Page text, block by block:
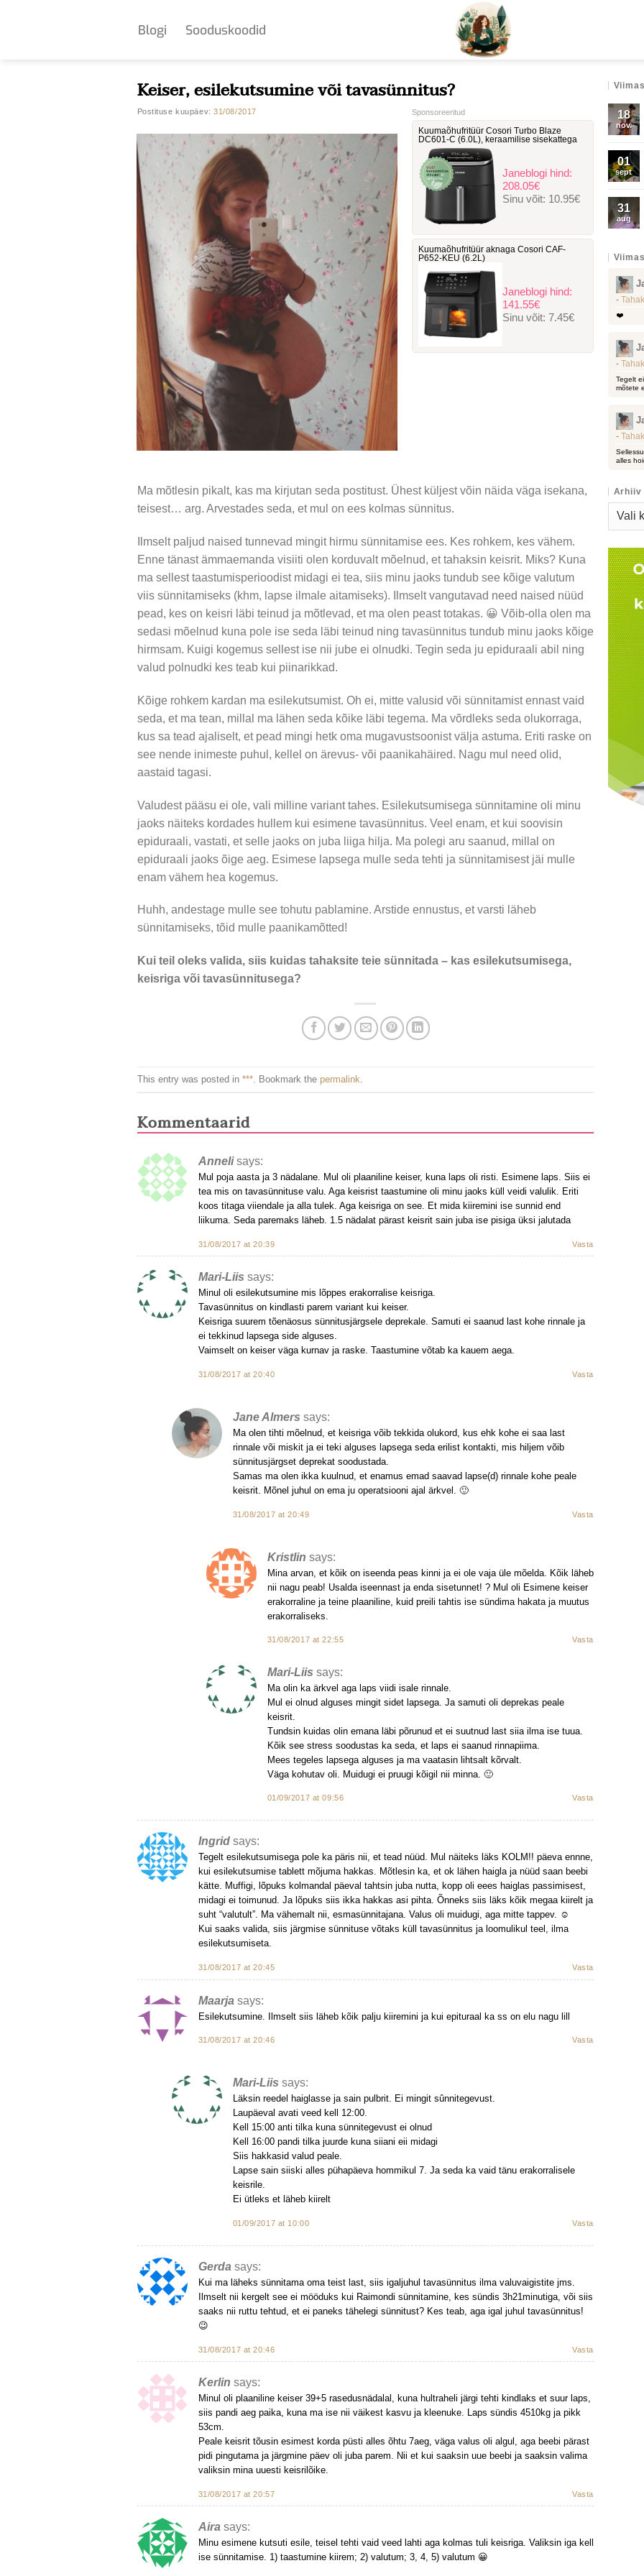
Blogi Sooduskoodid
Keiser, esilekutsumine või tavasünnitus?
Postituse kuupäev:31/08/2017 Sponsoreeritud
Kuumaõhufritüür Cosori Turbo Blaze
DC601-C ‎(6.0L), keraamilise sisekattega
Janeblogi hind:
208.05€
Sinu võit: 10.95€
Kuumaõhufritüür aknaga Cosori ‎CAF-
P652-KEU (6.2L)
Janeblogi hind:
141.55€
Sinu võit:7.45€
Ma mõtlesin pikalt, kas ma kirjutan seda postitust. Ühest küljest võin näida väga isekana,
teisest… arg. Arvestades seda, et mul on ees kolmas sünnitus.
Ilmselt paljud naised tunnevad mingit hirmu sünnitamise ees. Kes rohkem, kes vähem.
Enne tänast ämmaemanda visiiti olen korduvalt mõelnud, et tahaksin keisrit. Miks? Kuna
ma sellest taastumisperioodist midagi ei tea, siis minu jaoks tundub see kõige valutum
viis sünnitamiseks (khm, lapse ilmale aitamiseks). Ilmselt vangutavad need naised nüüd
pead, kes on keisri läbi teinud ja mõtlevad, et ma olen peast totakas. 😀 Võib-olla olen ma
sedasi mõelnud kuna pole ise seda läbi teinud ning tavasünnitus tundub minu jaoks kõige
hirmsam. Kuigi kogemus sellest ise nii jube ei olnudki. Tegin seda ju epiduraali abil ning
valud polnudki kes teab kui piinarikkad.
Kõige rohkem kardan ma esilekutsumist. Oh ei, mitte valusid või sünnitamist ennast vaid
seda, et ma tean, millal ma lähen seda kõike läbi tegema. Ma võrdleks seda olukorraga,
kus sa tead ajaliselt, et pead mingi hetk oma mugavustsoonist välja astuma. Eriti raske on
see nende inimeste puhul, kellel on ärevus- või paanikahäired. Nagu mul need olid,
aastaid tagasi.
Valudest pääsu ei ole, vali milline variant tahes. Esilekutsumisega sünnitamine oli minu
jaoks näiteks kordades hullem kui esimene tavasünnitus. Veel enam, et kui soovisin
epiduraali, vastati, et selle jaoks on juba liiga hilja. Ma polegi aru saanud, millal on
epiduraali jaoks õige aeg. Esimese lapsega mulle seda tehti ja sünnitamisest jäi mulle
enam vähem hea kogemus.
Huhh, andestage mulle see tohutu pablamine. Arstide ennustus, et varsti läheb
sünnitamiseks, tõid mulle paanikamõtted!
Kui teil oleks valida, siis kuidas tahaksite teie sünnitada – kas esilekutsumisega,
keisriga või tavasünnitusega?
This entry was posted in ***. Bookmark the permalink
Kommentaarid
Anneli says:
Mul poja aasta ja 3 nädalane. Mul oli plaaniline keiser, kuna laps oli risti. Esimene laps. Siis ei
tea mis on tavasünnituse valu. Aga keisrist taastumine oli minu jaoks küll veidi valulik. Eriti
koos titaga viiendale ja alla tulek. Aga keisriga on see. Et mida kiiremini ise sunnid end
liikuma. Seda paremaks läheb. 1.5 nädalat pärast keisrit sain juba ise pisiga üksi jalutada
31/08/2017 at 20:39 Vasta
Mari-Liis says:
Minul oli esilekutsumine mis lõppes erakorralise keisriga.
Tavasünnitus on kindlasti parem variant kui keiser.
Keisriga suurem tõenäosus sünnitusjärgsele deprekale. Samuti ei saanud last kohe rinnale ja
ei tekkinud lapsega side alguses.
Vaimselt on keiser väga kurnav ja raske. Taastumine võtab ka kauem aega.
31/08/2017 at 20:40 Vasta
Jane Almers says:
Ma olen tihti mõelnud, et keisriga võib tekkida olukord, kus ehk kohe ei saa last
rinnale või miskit ja ei teki alguses lapsega seda erilist kontakti, mis hiljem võib
sünnitusjärgset deprekat soodustada.
Samas ma olen ikka kuulnud, et enamus emad saavad lapse(d) rinnale kohe peale
keisrit. Mõnel juhul on ema ju operatsiooni ajal ärkvel. 🙂
31/08/2017 at 20:49 Vasta
Kristlin says:
Mina arvan, et kõik on iseenda peas kinni ja ei ole vaja üle mõelda. Kõik läheb
nii nagu peab! Usalda iseennast ja enda sisetunnet! ? Mul oli Esimene keiser
erakorraline ja teine plaaniline, kuid preili tahtis ise sündima hakata ja muutus
erakorraliseks.
31/08/2017 at 22:55 Vasta
Mari-Liis says:
Ma olin ka ärkvel aga laps viidi isale rinnale.
Mul ei olnud alguses mingit sidet lapsega. Ja samuti oli deprekas peale
keisrit.
Tundsin kuidas olin emana läbi põrunud et ei suutnud last siia ilma ise tuua.
Kõik see stress soodustas ka seda, et laps ei saanud rinnapiima.
Mees tegeles lapsega alguses ja ma vaatasin lihtsalt kõrvalt.
Väga kohutav oli. Muidugi ei pruugi kõigil nii minna. 🙂
01/09/2017 at 09:56 Vasta
Ingrid says:
Tegelt esilekutsumisega pole ka päris nii, et tead nüüd. Mul näiteks läks KOLM!! päeva ennne,
kui esilekutsumise tablett mõjuma hakkas. Mõtlesin ka, et ok lähen haigla ja nüüd saan beebi
kätte. Muffigi, lõpuks kolmandal päeval tahtsin juba nutta, kopp oli eees haiglas passimisest,
midagi ei toimunud. Ja lõpuks siis ikka hakkas asi pihta. Õnneks siis läks kõik megaa kiirelt ja
suht “valutult”. Ma vähemalt nii, esmasünnitajana. Valus oli muidugi, aga mitte tappev. ☺
Kui saaks valida, siis järgmise sünnituse võtaks küll tavasünnitus ja loomulikul teel, ilma
esilekutsumiseta.
31/08/2017 at 20:45 Vasta
Maarja says:
Esilekutsumine. Ilmselt siis läheb kõik palju kiiremini ja kui epituraal ka ss on elu nagu lill
31/08/2017 at 20:46 Vasta
Mari-Liis says:
Läksin reedel haiglasse ja sain pulbrit. Ei mingit sûnnitegevust.
Laupäeval avati veed kell 12:00.
Kell 15:00 anti tilka kuna sünnitegevust ei olnud
Kell 16:00 pandi tilka juurde kuna siiani eii midagi
Siis hakkasid valud peale.
Lapse sain siiski alles pühapäeva hommikul 7. Ja seda ka vaid tänu erakorralisele
keisrile.
Ei ütleks et läheb kiirelt
01/09/2017 at 10:00 Vasta
Gerda says:
Kui ma läheks sünnitama oma teist last, siis igaljuhul tavasünnitus ilma valuvaigistite jms.
Ilmselt nii kergelt see ei mööduks kui Raimondi sünnitamine, kes sündis 3h21minutiga, või siis
saaks nii ruttu tehtud, et ei paneks tähelegi sünnitust? Kes teab, aga igal juhul tavasünnitus!
😉
31/08/2017 at 20:46 Vasta
Kerlin says:
Minul oli plaaniline keiser 39+5 rasedusnädalal, kuna hultraheli järgi tehti kindlaks et suur laps,
siis pandi aeg paika, kuna ma ise nii väikest kasvu ja kleenuke. Laps sündis 4510kg ja pikk
53cm.
Peale keisrit tõusin esimest korda püsti alles õhtu 7aeg, väga valus oli algul, aga beebi pärast
pidi pingutama ja järgmine päev oli juba parem. Nii et kui saaksin uue beebi ja saaksin valima
valiksin mina uuesti keisrilõike.
31/08/2017 at 20:57 Vasta
Aira says:
Minu esimene kutsuti esile, teisel tehti vaid veed lahti aga kolmas tuli keisriga. Valiksin iga kell
ise sünnitamise. 1) taastumine kiirem; 2) valutum; 3, 4, 5) valutum 😀
18
nov.
01
sept
31
aug
-
❤️
-
Tegelt
mõtete
-
alles
Arhiiv
Arhiiv